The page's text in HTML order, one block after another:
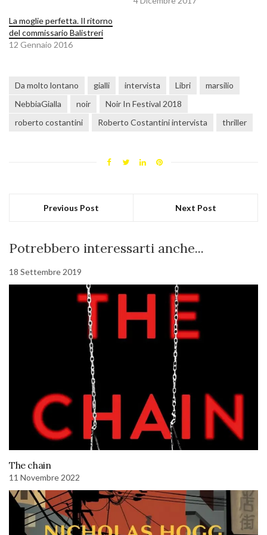
La moglie perfetta. Il ritorno
del commissario Balistreri
12 Gennaio 2016
Da molto lontano gialli intervista Libri
marsilio
NebbiaGialla
noir
Noir In Festival 2018
roberto costantini
Roberto Costantini intervista thriller
Previous Post Next Post
Potrebbero interessarti anche...
18 Settembre 2019
The chain
11 Novembre 2022